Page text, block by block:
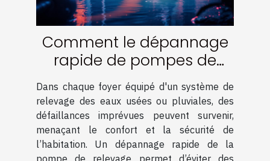
Comment le dépannage
rapide de pompes de
relevage peut éviter des
catastrophes
domestiques ?
Dans chaque foyer équipé d'un système de
relevage des eaux usées ou pluviales, des
défaillances imprévues peuvent survenir,
menaçant le confort et la sécurité de
l’habitation. Un dépannage rapide de la
pompe de relevage permet d’éviter des